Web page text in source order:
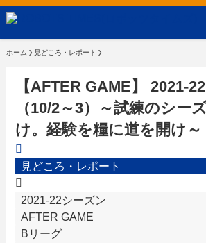
ホーム 見どころ・レポート
【AFTER GAME】 2021-
（10/2～3）～試練のシー
け。経験を糧に道を開け～
見どころ・レポート
2021-22シーズン
AFTER GAME
Bリーグ